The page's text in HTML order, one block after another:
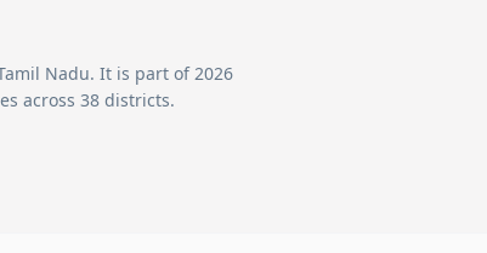
Nadu. It is part of 2026
across 38 districts.